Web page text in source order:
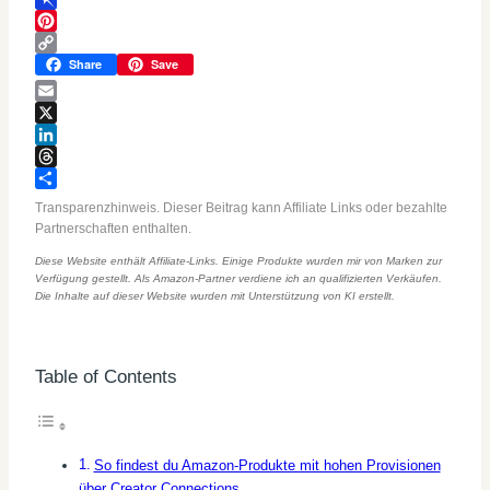
Pinboard
Pinterest
Copy
Link
Share Save
Email
X
LinkedIn
Threads
Teilen
Transparenzhinweis. Dieser Beitrag kann Affiliate Links oder bezahlte
Partnerschaften enthalten.
Diese Website enthält Affiliate-Links. Einige Produkte wurden mir von Marken zur
Verfügung gestellt. Als Amazon-Partner verdiene ich an qualifizierten Verkäufen.
Die Inhalte auf dieser Website wurden mit Unterstützung von KI erstellt.
Table of Contents
So findest du Amazon-Produkte mit hohen Provisionen